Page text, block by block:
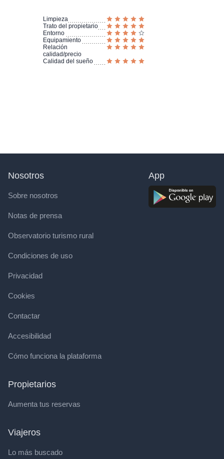
Limpieza
Trato del propietario
Entorno
Equipamiento
Relación
calidad/precio
Calidad del sueño
Nosotros
Sobre nosotros
Notas de prensa
Observatorio turismo rural
Condiciones de uso
Privacidad
Cookies
Contactar
Accesibilidad
Cómo funciona la plataforma
Propietarios
Aumenta tus reservas
Viajeros
Lo más buscado
App